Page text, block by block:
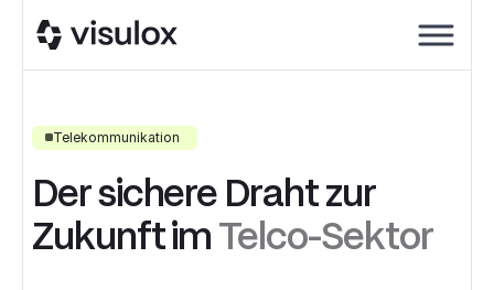
Telekommunikation
Der sichere Draht zur
Zukunft imTelco-Sektor